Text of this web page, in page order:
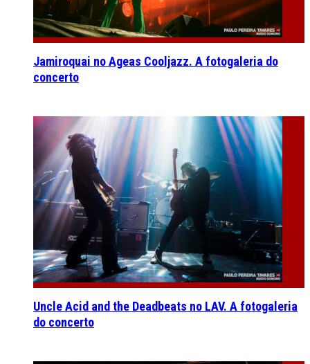
Jamiroquai no Ageas Cooljazz. A fotogaleria do
concerto
Uncle Acid and the Deadbeats no LAV. A fotogaleria
do concerto